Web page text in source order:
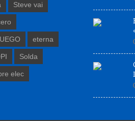
Steve vai
eterna
Solda
elec